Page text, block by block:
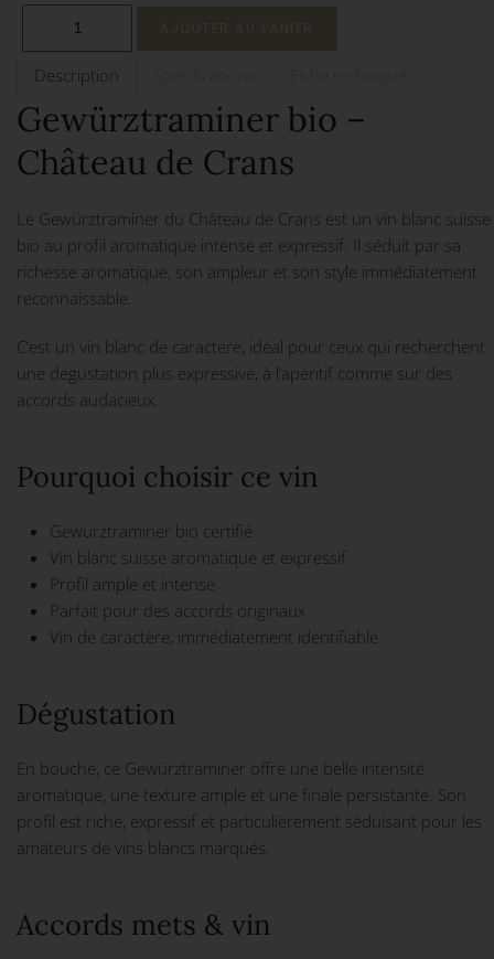
Description
Gewürztraminer bio –
Château de Crans
Le Gewürztraminer du Château de Crans est un vin blanc suisse
bio au profil aromatique intense et expressif. Il séduit par sa
richesse aromatique, son ampleur et son style immédiatement
reconnaissable.
C’est un vin blanc de caractère, idéal pour ceux qui recherchent
une dégustation plus expressive, à l’apéritif comme sur des
accords audacieux.
Pourquoi choisir ce vin
Gewürztraminer bio certifié
Vin blanc suisse aromatique et expressif
Profil ample et intense
Parfait pour des accords originaux
Vin de caractère, immédiatement identifiable
Dégustation
En bouche, ce Gewürztraminer offre une belle intensité
aromatique, une texture ample et une finale persistante. Son
profil est riche, expressif et particulièrement séduisant pour les
amateurs de vins blancs marqués.
Accords mets & vin